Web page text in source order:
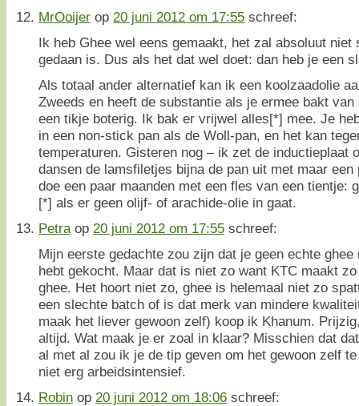
MrOoijer op 20 juni 2012 om 17:55 schreef:
Ik heb Ghee wel eens gemaakt, het zal absoluut niet
gedaan is. Dus als het dat wel doet: dan heb je een
Als totaal ander alternatief kan ik een koolzaadolie
Zweeds en heeft de substantie als je ermee bakt
een tikje boterig. Ik bak er vrijwel alles[*] mee. Je
in een non-stick pan als de Woll-pan, en het kan
temperaturen. Gisteren nog – ik zet de inductieplaat
dansen de lamsfiletjes bijna de pan uit met maar
doe een paar maanden met een fles van een tientje:
[*] als er geen olijf- of arachide-olie in gaat.
Petra op 20 juni 2012 om 17:55 schreef:
Mijn eerste gedachte zou zijn dat je geen echte ghee
hebt gekocht. Maar dat is niet zo want KTC maakt
ghee. Het hoort niet zo, ghee is helemaal niet zo
een slechte batch of is dat merk van mindere
maak het liever gewoon zelf) koop ik Khanum.
altijd. Wat maak je er zoal in klaar? Misschien dat
al met al zou ik je de tip geven om het gewoon zelf
niet erg arbeidsintensief.
Robin op 20 juni 2012 om 18:06 schreef: